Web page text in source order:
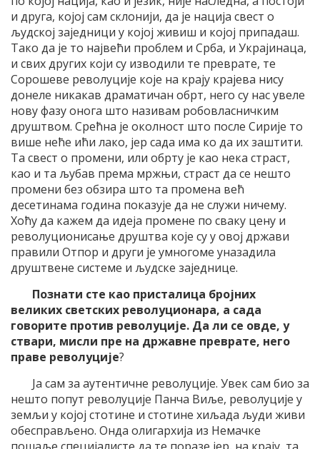
и друга, којој сам склонији, да је нација свест о
људској заједници у којој живиш и којој припадаш.
Тако да је то највећи проблем и Срба, и Украјинаца,
и свих других који су изводили те преврате, те
Сорошеве револуције које на крају крајева нису
донеле никакав драматичан обрт, него су нас увеле
нову фазу онога што називам робовласничким
друштвом. Срећна је околност што после Сирије то
више неће ићи лако, јер сада има ко да их заштити.
Та свест о промени, или обрту је као нека страст,
као и та љубав према мржњи, страст да се нешто
промени без обзира што та промена већ
десетинама година показује да не служи ничему.
Хоћу да кажем да идеја промене по сваку цену и
револуционисање друштва које су у овој држави
правили Отпор и други је умногоме уназадила
друштвене системе и људске заједнице.
Познати сте као присталица бројних
великих светских револуционара, а сада
говорите против револуције. Да ли се овде, у
ствари, мисли пре на државне преврате, него
праве револуције?
Ја сам за аутентичне револуције. Увек сам био за
нешто попут револуције Панча Виље, револуције у
земљи у којој стотине и стотине хиљада људи живи
обесправљено. Онда олигархија из Немачке